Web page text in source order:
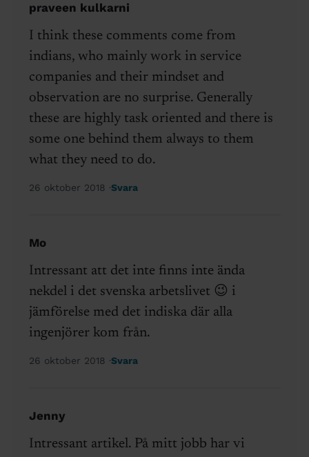
praveen kulkarni
I think these comments come from
indians, who mainly work in service
companies and their mindset and
observation are no surprise. Generally
these are highly task oriented and there is
some one behind them always to them
what they need to do.
26 oktober 2018 Svara
Mo
Intressant att det inte finns inte ända
nekdel i det svenska arbetslivet 😉 i
jämförelse med det indiska där alla
ingenjörer kom från.
26 oktober 2018 Svara
Jenny
Intressant artikel. På mitt jobb har vi